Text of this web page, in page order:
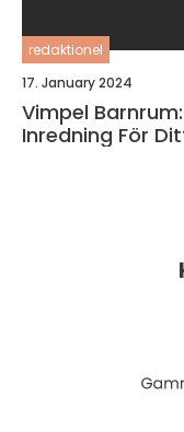
redaktionel
17. January 2024
Vimpel
Inredning För